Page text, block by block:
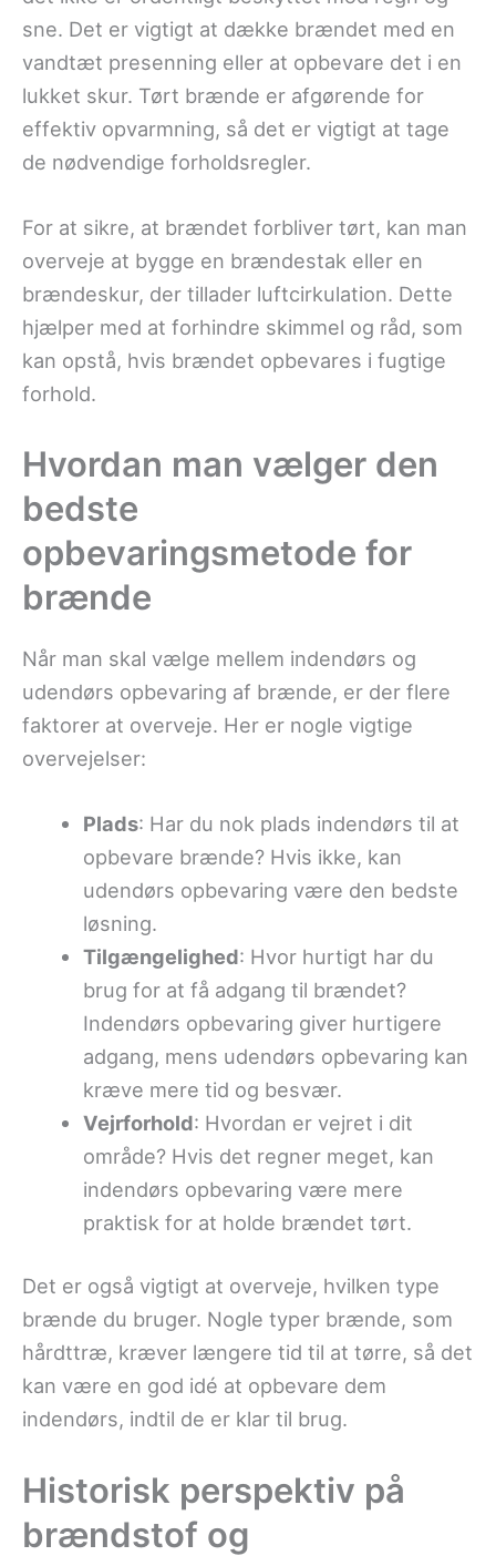
sne. Det er vigtigt at dække brændet med en
vandtæt presenning eller at opbevare det i en
lukket skur. Tørt brænde er afgørende for
effektiv opvarmning, så det er vigtigt at tage
de nødvendige forholdsregler.
For at sikre, at brændet forbliver tørt, kan man
overveje at bygge en brændestak eller en
brændeskur, der tillader luftcirkulation. Dette
hjælper med at forhindre skimmel og råd, som
kan opstå, hvis brændet opbevares i fugtige
forhold.
Hvordan man vælger den
bedste
opbevaringsmetode for
brænde
Når man skal vælge mellem indendørs og
udendørs opbevaring af brænde, er der flere
faktorer at overveje. Her er nogle vigtige
overvejelser:
Plads: Har du nok plads indendørs til at
opbevare brænde? Hvis ikke, kan
udendørs opbevaring være den bedste
løsning.
Tilgængelighed: Hvor hurtigt har du
brug for at få adgang til brændet?
Indendørs opbevaring giver hurtigere
adgang, mens udendørs opbevaring kan
kræve mere tid og besvær.
Vejrforhold: Hvordan er vejret i dit
område? Hvis det regner meget, kan
indendørs opbevaring være mere
praktisk for at holde brændet tørt.
Det er også vigtigt at overveje, hvilken type
brænde du bruger. Nogle typer brænde, som
hårdttræ, kræver længere tid til at tørre, så det
kan være en god idé at opbevare dem
indendørs, indtil de er klar til brug.
Historisk perspektiv på
brændstof og